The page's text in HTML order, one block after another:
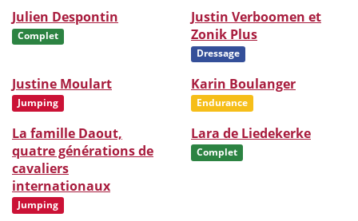
Julien Despontin
Complet
Justin Verboomen et
Zonik Plus
Dressage
Justine Moulart
Jumping
Karin Boulanger
Endurance
La famille Daout,
quatre générations de
cavaliers
internationaux
Jumping
Lara de Liedekerke
Complet